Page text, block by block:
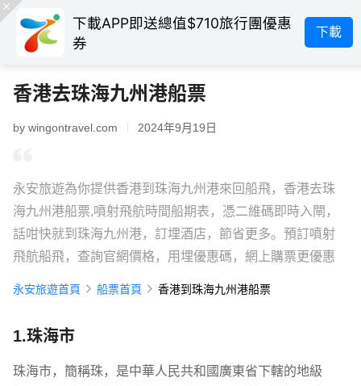
下載APP即送總值$710旅行團優惠
券
下載
香港去珠海九州港船票
by wingontravel.com 2024年9月19日
永安旅遊為你提供香港到珠海九州港來回船飛，香港去珠
海九州港船票,噴射飛航時間船期表，憑二維碼即時入閘，
話咁快就到珠海九州港，訂埋酒店，節省更多。預訂噴射
飛航船飛，查詢官網價格，用埋優惠碼，網上購票更優惠
永安旅遊首頁 船票首頁 香港到珠海九州港船票
1.珠海市
珠海市，簡稱珠，是中華人民共和國廣東省下轄的地級